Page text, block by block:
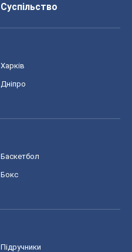
Суспільство
Харків
Дніпро
Баскетбол
Бокс
Підручники